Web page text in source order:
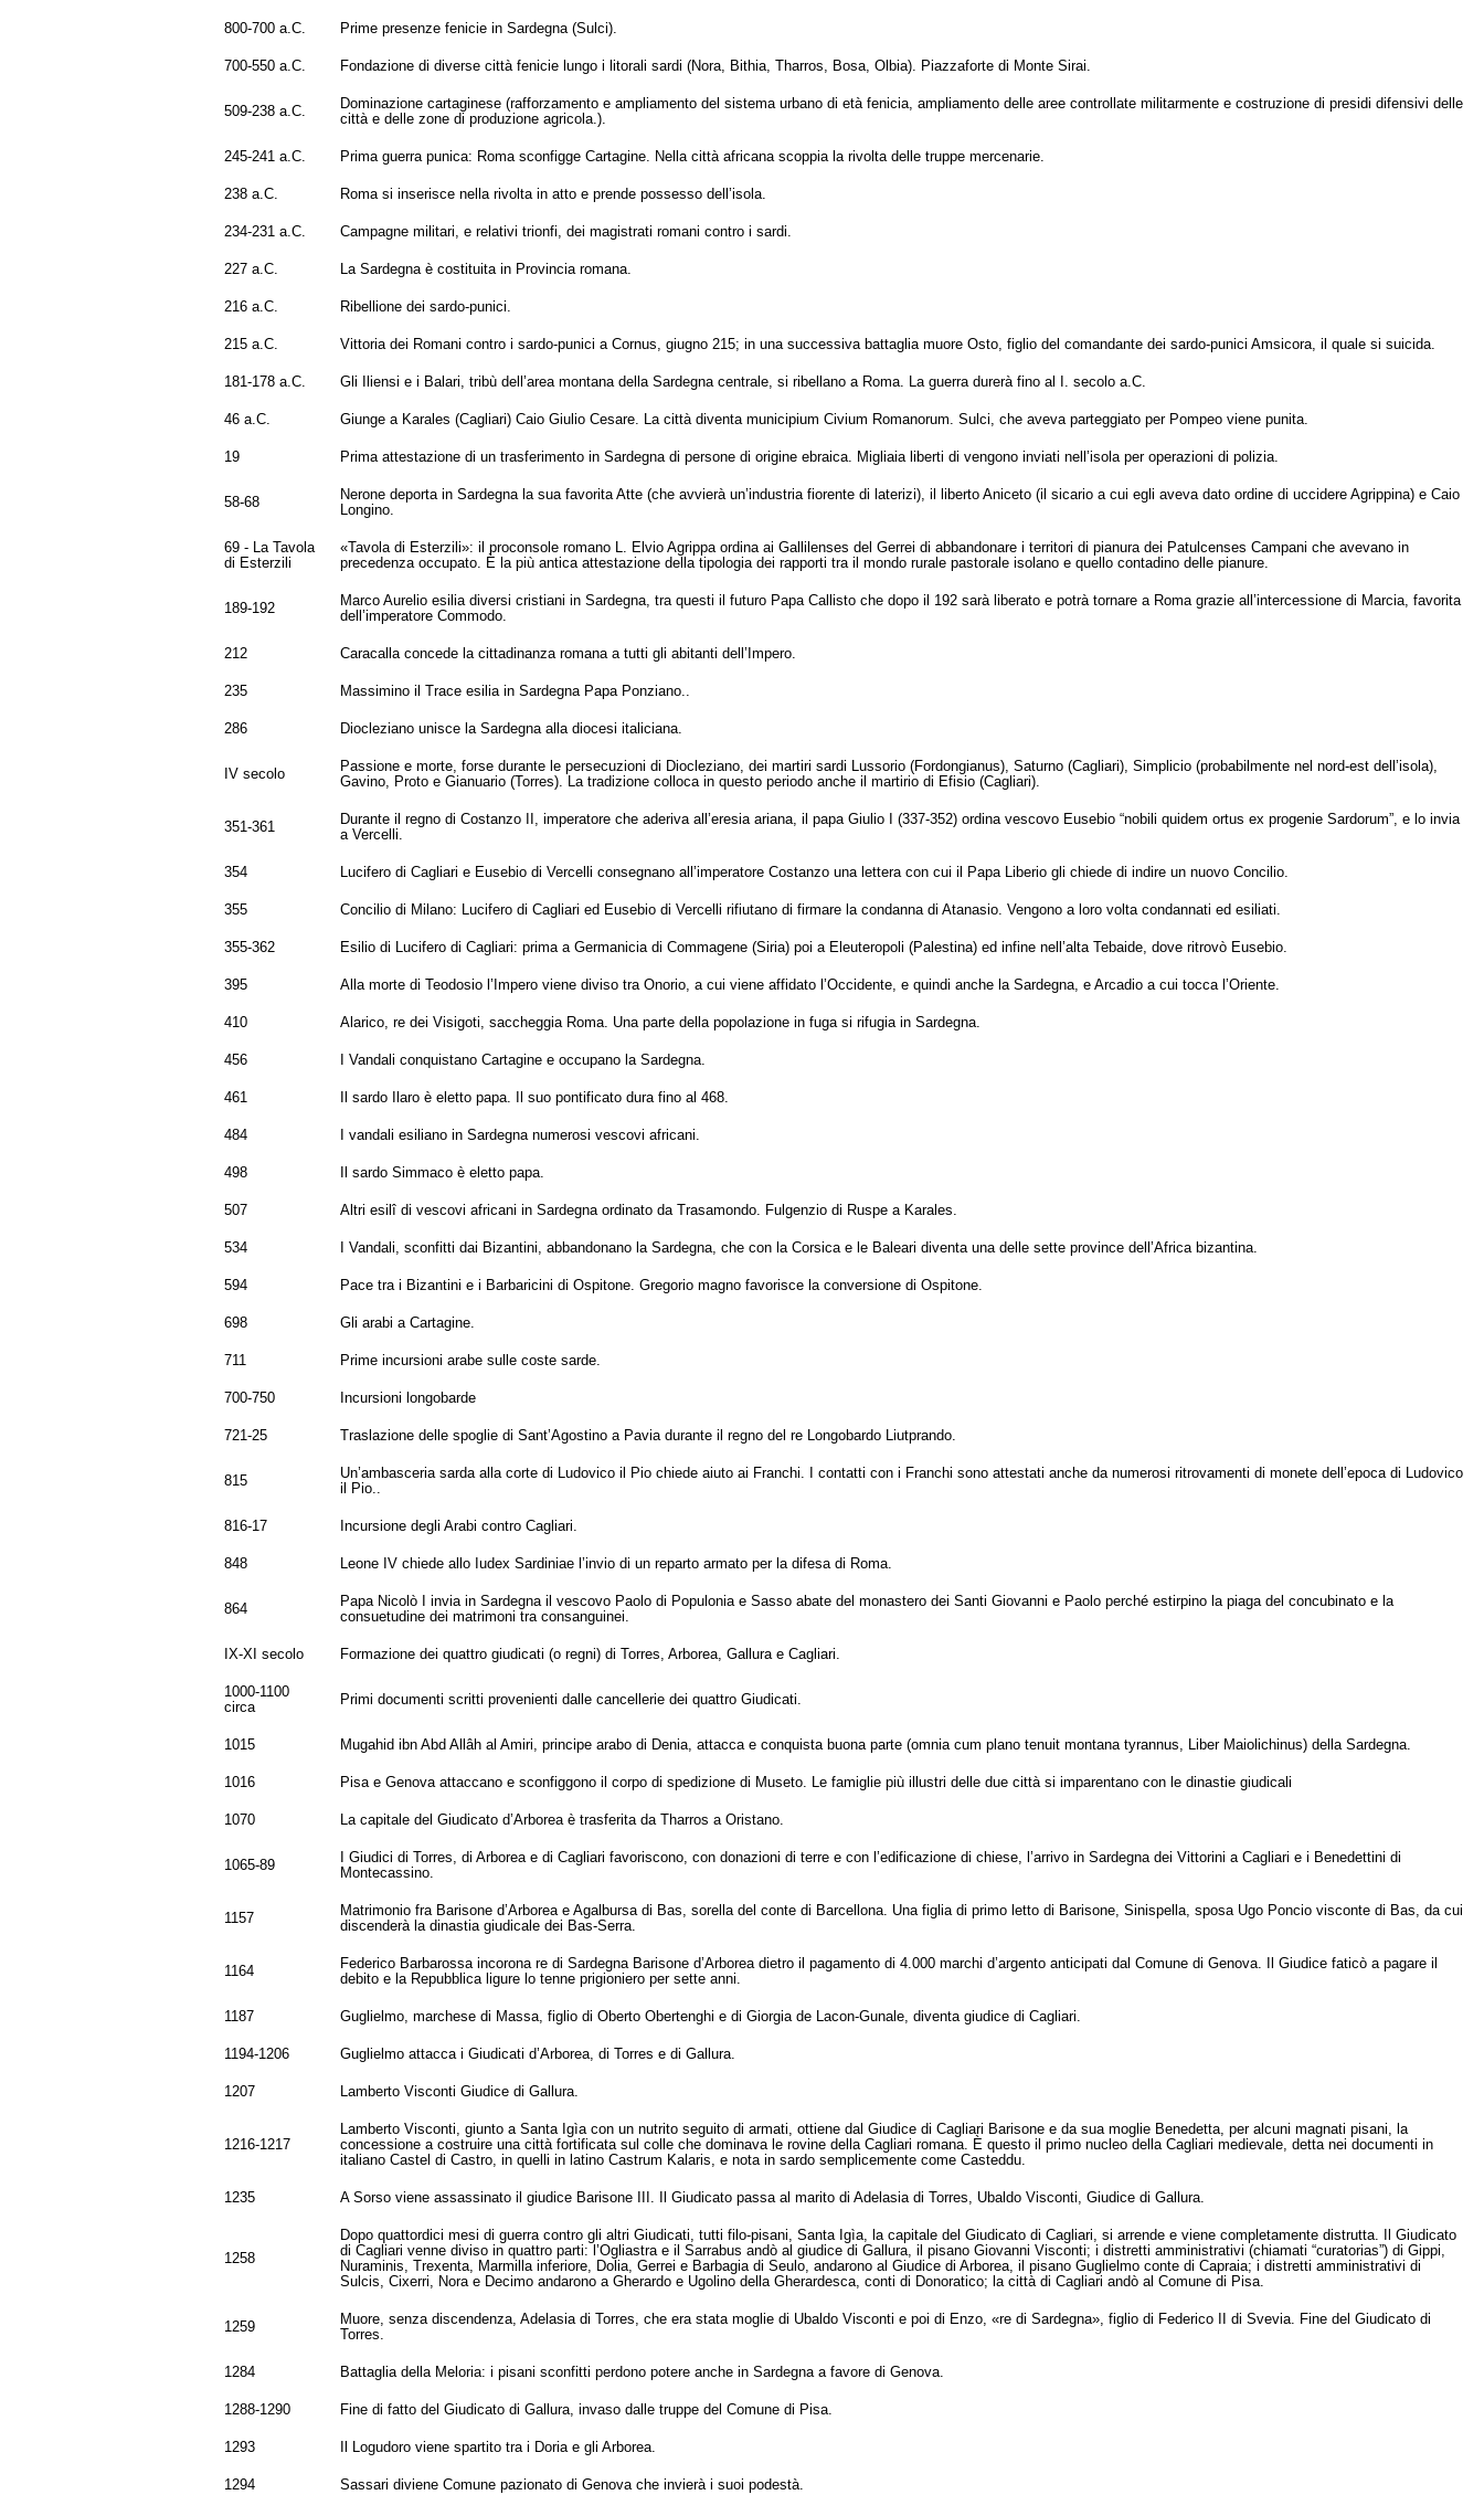
800-700 a.C. Prime presenze fenicie in Sardegna (Sulci).
700-550 a.C. Fondazione di diverse città fenicie lungo i litorali sardi (Nora, Bithia, Tharros, Bosa, Olbia). Piazzaforte di Monte Sirai.
509-238 a.C.
Dominazione cartaginese (rafforzamento e ampliamento del sistema urbano di età fenicia, ampliamento delle aree controllate militarmente e costruzione di presidi difensivi delle
città e delle zone di produzione agricola.).
245-241 a.C. Prima guerra punica: Roma sconfigge Cartagine. Nella città africana scoppia la rivolta delle truppe mercenarie.
238 a.C. Roma si inserisce nella rivolta in atto e prende possesso dell’isola.
234-231 a.C. Campagne militari, e relativi trionfi, dei magistrati romani contro i sardi.
227 a.C. La Sardegna è costituita in Provincia romana.
216 a.C. Ribellione dei sardo-punici.
215 a.C. Vittoria dei Romani contro i sardo-punici a Cornus, giugno 215; in una successiva battaglia muore Osto, figlio del comandante dei sardo-punici Amsicora, il quale si suicida.
181-178 a.C. Gli Iliensi e i Balari, tribù dell’area montana della Sardegna centrale, si ribellano a Roma. La guerra durerà fino al I. secolo a.C.
46 a.C. Giunge a Karales (Cagliari) Caio Giulio Cesare. La città diventa municipium Civium Romanorum. Sulci, che aveva parteggiato per Pompeo viene punita.
19 Prima attestazione di un trasferimento in Sardegna di persone di origine ebraica. Migliaia liberti di vengono inviati nell’isola per operazioni di polizia.
58-68
Nerone deporta in Sardegna la sua favorita Atte (che avvierà un’industria fiorente di laterizi), il liberto Aniceto (il sicario a cui egli aveva dato ordine di uccidere Agrippina) e Caio
Longino.
69 - La Tavola
di Esterzili
«Tavola di Esterzili»: il proconsole romano L. Elvio Agrippa ordina ai Gallilenses del Gerrei di abbandonare i territori di pianura dei Patulcenses Campani che avevano in
precedenza occupato. È la più antica attestazione della tipologia dei rapporti tra il mondo rurale pastorale isolano e quello contadino delle pianure.
189-192
Marco Aurelio esilia diversi cristiani in Sardegna, tra questi il futuro Papa Callisto che dopo il 192 sarà liberato e potrà tornare a Roma grazie all’intercessione di Marcia, favorita
dell’imperatore Commodo.
212 Caracalla concede la cittadinanza romana a tutti gli abitanti dell’Impero.
235 Massimino il Trace esilia in Sardegna Papa Ponziano..
286 Diocleziano unisce la Sardegna alla diocesi italiciana.
IV secolo
Passione e morte, forse durante le persecuzioni di Diocleziano, dei martiri sardi Lussorio (Fordongianus), Saturno (Cagliari), Simplicio (probabilmente nel nord-est dell’isola),
Gavino, Proto e Gianuario (Torres). La tradizione colloca in questo periodo anche il martirio di Efisio (Cagliari).
351-361
Durante il regno di Costanzo II, imperatore che aderiva all’eresia ariana, il papa Giulio I (337-352) ordina vescovo Eusebio “nobili quidem ortus ex progenie Sardorum”, e lo invia
a Vercelli.
354 Lucifero di Cagliari e Eusebio di Vercelli consegnano all’imperatore Costanzo una lettera con cui il Papa Liberio gli chiede di indire un nuovo Concilio.
355 Concilio di Milano: Lucifero di Cagliari ed Eusebio di Vercelli rifiutano di firmare la condanna di Atanasio. Vengono a loro volta condannati ed esiliati.
355-362 Esilio di Lucifero di Cagliari: prima a Germanicia di Commagene (Siria) poi a Eleuteropoli (Palestina) ed infine nell’alta Tebaide, dove ritrovò Eusebio.
395 Alla morte di Teodosio l’Impero viene diviso tra Onorio, a cui viene affidato l’Occidente, e quindi anche la Sardegna, e Arcadio a cui tocca l’Oriente.
410 Alarico, re dei Visigoti, saccheggia Roma. Una parte della popolazione in fuga si rifugia in Sardegna.
456 I Vandali conquistano Cartagine e occupano la Sardegna.
461 Il sardo Ilaro è eletto papa. Il suo pontificato dura fino al 468.
484 I vandali esiliano in Sardegna numerosi vescovi africani.
498 Il sardo Simmaco è eletto papa.
507 Altri esilî di vescovi africani in Sardegna ordinato da Trasamondo. Fulgenzio di Ruspe a Karales.
534 I Vandali, sconfitti dai Bizantini, abbandonano la Sardegna, che con la Corsica e le Baleari diventa una delle sette province dell’Africa bizantina.
594 Pace tra i Bizantini e i Barbaricini di Ospitone. Gregorio magno favorisce la conversione di Ospitone.
698 Gli arabi a Cartagine.
711 Prime incursioni arabe sulle coste sarde.
700-750 Incursioni longobarde
721-25 Traslazione delle spoglie di Sant’Agostino a Pavia durante il regno del re Longobardo Liutprando.
815
Un’ambasceria sarda alla corte di Ludovico il Pio chiede aiuto ai Franchi. I contatti con i Franchi sono attestati anche da numerosi ritrovamenti di monete dell’epoca di Ludovico
il Pio..
816-17 Incursione degli Arabi contro Cagliari.
848 Leone IV chiede allo Iudex Sardiniae l’invio di un reparto armato per la difesa di Roma.
864
Papa Nicolò I invia in Sardegna il vescovo Paolo di Populonia e Sasso abate del monastero dei Santi Giovanni e Paolo perché estirpino la piaga del concubinato e la
consuetudine dei matrimoni tra consanguinei.
IX-XI secolo Formazione dei quattro giudicati (o regni) di Torres, Arborea, Gallura e Cagliari.
1000-1100
circa
Primi documenti scritti provenienti dalle cancellerie dei quattro Giudicati.
1015 Mugahid ibn Abd Allâh al Amiri, principe arabo di Denia, attacca e conquista buona parte (omnia cum plano tenuit montana tyrannus, Liber Maiolichinus) della Sardegna.
1016 Pisa e Genova attaccano e sconfiggono il corpo di spedizione di Museto. Le famiglie più illustri delle due città si imparentano con le dinastie giudicali
1070 La capitale del Giudicato d’Arborea è trasferita da Tharros a Oristano.
1065-89
I Giudici di Torres, di Arborea e di Cagliari favoriscono, con donazioni di terre e con l’edificazione di chiese, l’arrivo in Sardegna dei Vittorini a Cagliari e i Benedettini di
Montecassino.
1157
Matrimonio fra Barisone d’Arborea e Agalbursa di Bas, sorella del conte di Barcellona. Una figlia di primo letto di Barisone, Sinispella, sposa Ugo Poncio visconte di Bas, da cui
discenderà la dinastia giudicale dei Bas-Serra.
1164
Federico Barbarossa incorona re di Sardegna Barisone d’Arborea dietro il pagamento di 4.000 marchi d’argento anticipati dal Comune di Genova. Il Giudice faticò a pagare il
debito e la Repubblica ligure lo tenne prigioniero per sette anni.
1187 Guglielmo, marchese di Massa, figlio di Oberto Obertenghi e di Giorgia de Lacon-Gunale, diventa giudice di Cagliari.
1194-1206 Guglielmo attacca i Giudicati d’Arborea, di Torres e di Gallura.
1207 Lamberto Visconti Giudice di Gallura.
1216-1217
Lamberto Visconti, giunto a Santa Igìa con un nutrito seguito di armati, ottiene dal Giudice di Cagliari Barisone e da sua moglie Benedetta, per alcuni magnati pisani, la
concessione a costruire una città fortificata sul colle che dominava le rovine della Cagliari romana. È questo il primo nucleo della Cagliari medievale, detta nei documenti in
italiano Castel di Castro, in quelli in latino Castrum Kalaris, e nota in sardo semplicemente come Casteddu.
1235 A Sorso viene assassinato il giudice Barisone III. Il Giudicato passa al marito di Adelasia di Torres, Ubaldo Visconti, Giudice di Gallura.
1258
Dopo quattordici mesi di guerra contro gli altri Giudicati, tutti filo-pisani, Santa Igìa, la capitale del Giudicato di Cagliari, si arrende e viene completamente distrutta. Il Giudicato
di Cagliari venne diviso in quattro parti: l’Ogliastra e il Sarrabus andò al giudice di Gallura, il pisano Giovanni Visconti; i distretti amministrativi (chiamati “curatorias”) di Gippi,
Nuraminis, Trexenta, Marmilla inferiore, Dolia, Gerrei e Barbagia di Seulo, andarono al Giudice di Arborea, il pisano Guglielmo conte di Capraia; i distretti amministrativi di
Sulcis, Cixerri, Nora e Decimo andarono a Gherardo e Ugolino della Gherardesca, conti di Donoratico; la città di Cagliari andò al Comune di Pisa.
1259
Muore, senza discendenza, Adelasia di Torres, che era stata moglie di Ubaldo Visconti e poi di Enzo, «re di Sardegna», figlio di Federico II di Svevia. Fine del Giudicato di
Torres.
1284 Battaglia della Meloria: i pisani sconfitti perdono potere anche in Sardegna a favore di Genova.
1288-1290 Fine di fatto del Giudicato di Gallura, invaso dalle truppe del Comune di Pisa.
1293 Il Logudoro viene spartito tra i Doria e gli Arborea.
1294 Sassari diviene Comune pazionato di Genova che invierà i suoi podestà.